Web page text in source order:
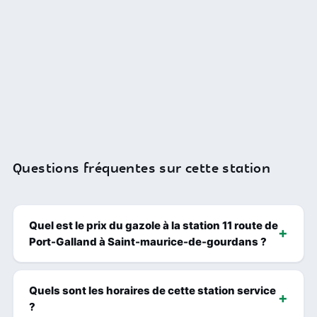
Questions fréquentes sur cette station
Quel est le prix du gazole à la station 11 route de
Port-Galland à Saint-maurice-de-gourdans ?
Quels sont les horaires de cette station service
?